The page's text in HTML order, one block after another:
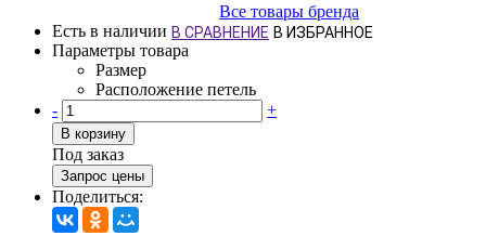
Все товары бренда
Есть в наличии В СРАВНЕНИЕ В ИЗБРАННОЕ
Параметры товара
Размер
Расположение петель
-
+
В корзину
Под заказ
Запрос цены
Поделиться: